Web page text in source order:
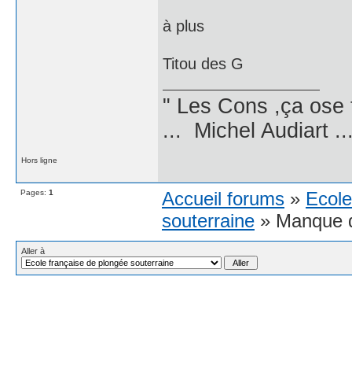
à plus
Titou des G
" Les Cons ,ça
... Michel Audiart
Hors ligne
Pages: 1 Accueil forums »
souterraine » Manque
Aller à